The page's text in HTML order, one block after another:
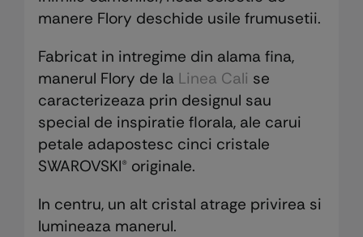
manere Flory deschide usile frumusetii.
Fabricat in intregime din alama fina,
manerul Flory de la Linea Cali se
caracterizeaza prin designul sau
special de inspiratie florala, ale carui
petale adapostesc cinci cristale
SWAROVSKI® originale.
In centru, un alt cristal atrage privirea si
lumineaza manerul.